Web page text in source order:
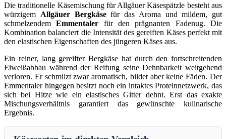
Die traditionelle Käsemischung für Allgäuer Käsespätzle besteht aus
würzigem Allgäuer Bergkäsefür das Aroma und mildem, gut
schmelzendemEmmentaler für den prägnanten Fadenug. Die
Kombination balanciert die Intensität des gereiften Käses perfekt mit
den elastischen Eigenschaften des jüngeren Käses aus.
Ein reiner, lang gereifter Bergkäse hat durch den fortschreitenden
Eiweißabbau während der Reifung seine Dehnbarkeit weitgehend
verloren. Er schmilzt zwar aromatisch, bildet aber keine Fäden. Der
Emmentaler hingegen besitzt noch ein intaktes Proteinnetzwerk, das
sich bei Hitze wie ein elastisches Gitter dehnt. Erst das exakte
Mischungsverhältnis garantiert das gewünschte kulinarische
Ergebnis.